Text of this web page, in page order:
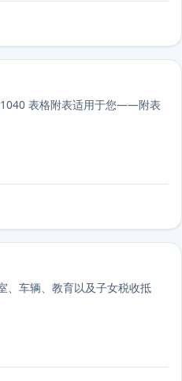
表格附表适用于您——附表
车辆、教育以及子女税收抵